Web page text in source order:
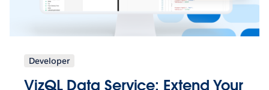
Developer
VizQL Data Service: Extend Your